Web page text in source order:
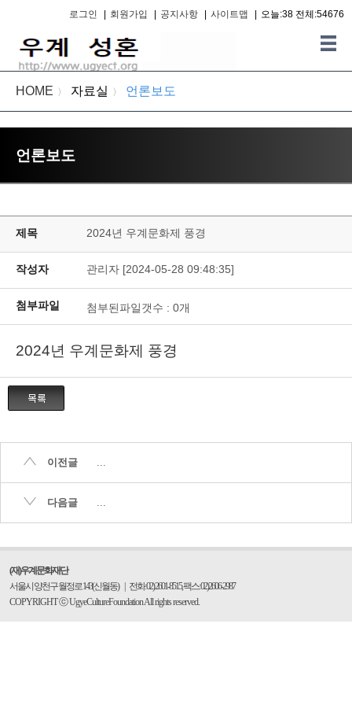
로그인 회원가입 공지사항 사이트맵 오늘:38 전체:54676
HOME 〉 자료실 〉 언론보도
언론보도
제목 2024년 우계문화제 풍경
작성자 관리자 [2024-05-28 09:48:35]
첨부파일 첨부된파일갯수 : 0개
2024년 우계문화제 풍경
이전글 ...
다음글 ...
(재)우계문화재단
서울시 양천구 월정로 143(신월동)
전화: 02) 2601-8515, 팩스: 02)2606-2987
COPYRIGHT ⓒ UgyeCultureFoundation All rights reserved.